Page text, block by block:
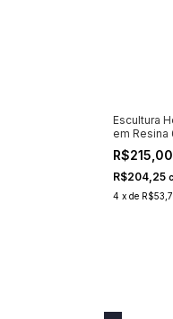
Escultura
em Resina
R$215,00
R$204,25
4 x de